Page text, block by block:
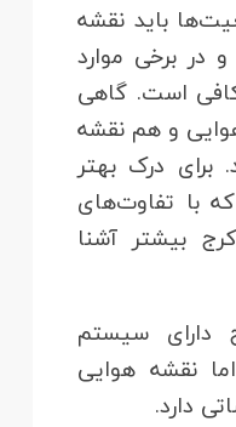
باید نقشه
در برخی موارد
است. گاهی
و هم نقشه
برای درک بهتر
با تفاوت‌های
بیشتر آشنا
سیستم
نقشه هوایی
دارد.